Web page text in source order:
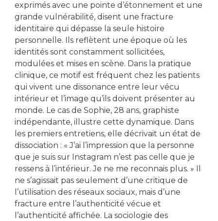
exprimés avec une pointe d’étonnement et une
grande vulnérabilité, disent une fracture
identitaire qui dépasse la seule histoire
personnelle. Ils reflètent une époque où les
identités sont constamment sollicitées,
modulées et mises en scène. Dans la pratique
clinique, ce motif est fréquent chez les patients
qui vivent une dissonance entre leur vécu
intérieur et l’image qu’ils doivent présenter au
monde. Le cas de Sophie, 28 ans, graphiste
indépendante, illustre cette dynamique. Dans
les premiers entretiens, elle décrivait un état de
dissociation : « J’ai l’impression que la personne
que je suis sur Instagram n’est pas celle que je
ressens à l’intérieur. Je ne me reconnais plus. » Il
ne s’agissait pas seulement d’une critique de
l’utilisation des réseaux sociaux, mais d’une
fracture entre l’authenticité vécue et
l’authenticité affichée. La sociologie des